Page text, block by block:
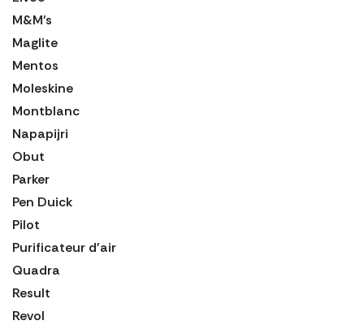
M&M's
Maglite
Mentos
Moleskine
Montblanc
Napapijri
Obut
Parker
Pen Duick
Pilot
Purificateur d'air
Quadra
Result
Revol